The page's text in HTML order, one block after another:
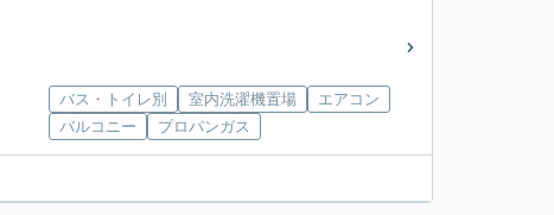
バス・トイレ別 室内洗濯機置場
エアコン
バルコニー
プロパンガス